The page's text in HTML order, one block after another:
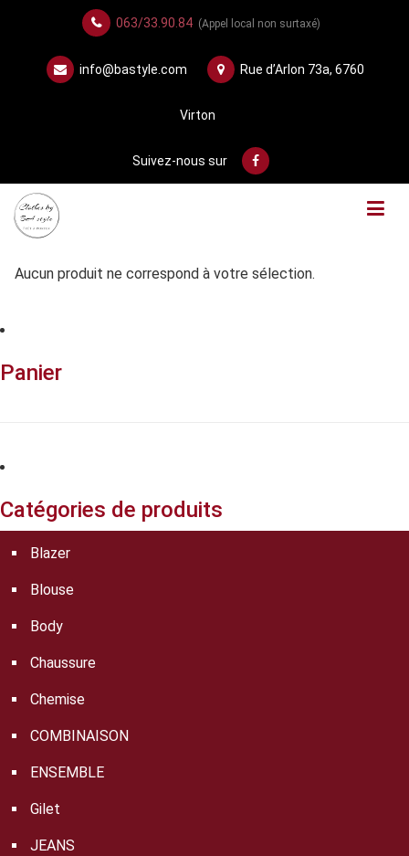
063/33.90.84 (Appel local non surtaxé)
info@bastyle.com Rue d’Arlon 73a, 6760
Virton
Suivez-nous sur
Aucun produit ne correspond à votre sélection.
Panier
Catégories de produits
Blazer
Blouse
Body
Chaussure
Chemise
COMBINAISON
ENSEMBLE
Gilet
JEANS